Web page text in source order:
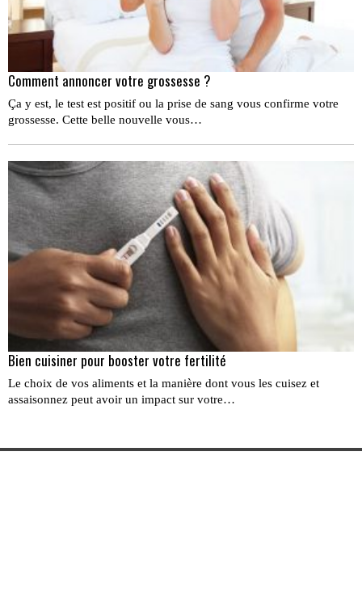
Comment annoncer votre grossesse ?
Ça y est, le test est positif ou la prise de sang vous confirme votre
grossesse. Cette belle nouvelle vous…
Bien cuisiner pour booster votre fertilité
Le choix de vos aliments et la manière dont vous les cuisez et
assaisonnez peut avoir un impact sur votre…